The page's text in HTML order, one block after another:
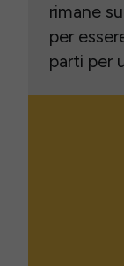
rimane
per
parti per